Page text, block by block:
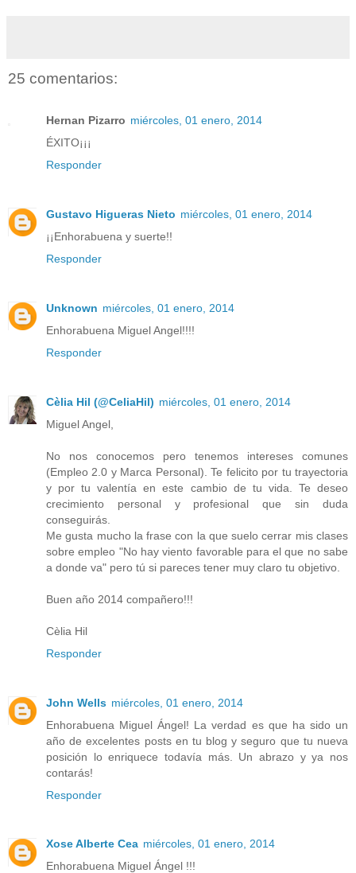
25 comentarios:
Hernan Pizarro miércoles, 01 enero, 2014
ÉXITO¡¡¡
Responder
Gustavo Higueras Nieto miércoles, 01 enero, 2014
¡¡Enhorabuena y suerte!!
Responder
Unknown miércoles, 01 enero, 2014
Enhorabuena Miguel Angel!!!!
Responder
Cèlia Hil (@CeliaHil) miércoles, 01 enero, 2014
Miguel Angel,
No nos conocemos pero tenemos intereses comunes
(Empleo 2.0 y Marca Personal). Te felicito por tu trayectoria
y por tu valentía en este cambio de tu vida. Te deseo
crecimiento personal y profesional que sin duda
conseguirás.
Me gusta mucho la frase con la que suelo cerrar mis clases
sobre empleo "No hay viento favorable para el que no sabe
a donde va" pero tú si pareces tener muy claro tu objetivo.
Buen año 2014 compañero!!!
Cèlia Hil
Responder
John Wells miércoles, 01 enero, 2014
Enhorabuena Miguel Ángel! La verdad es que ha sido un
año de excelentes posts en tu blog y seguro que tu nueva
posición lo enriquece todavía más. Un abrazo y ya nos
contarás!
Responder
Xose Alberte Cea miércoles, 01 enero, 2014
Enhorabuena Miguel Ángel !!!